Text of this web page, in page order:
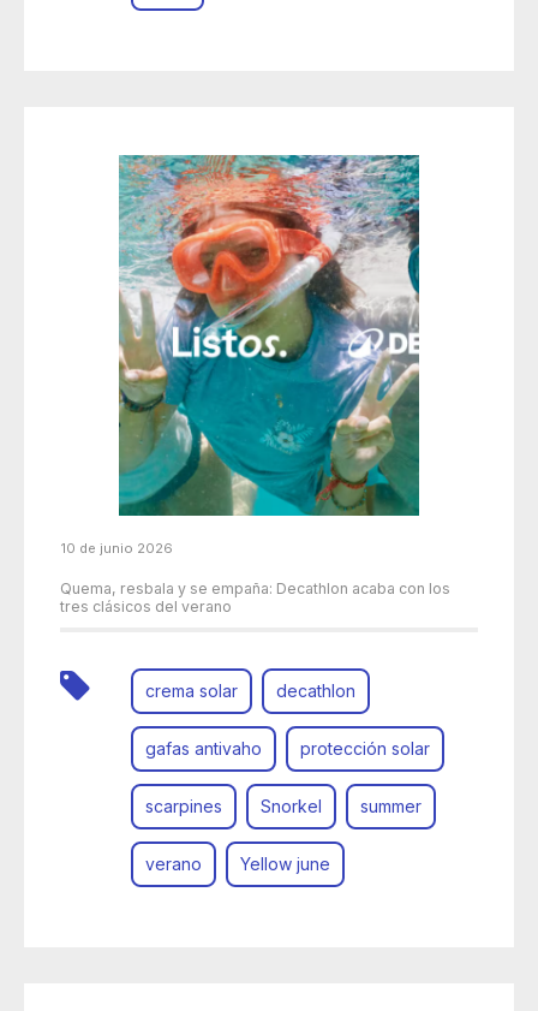
10 de junio 2026
Quema, resbala y se empaña: Decathlon acaba con los
tres clásicos del verano
crema solar decathlon
gafas antivaho protección solar
scarpines Snorkel summer
verano Yellow june